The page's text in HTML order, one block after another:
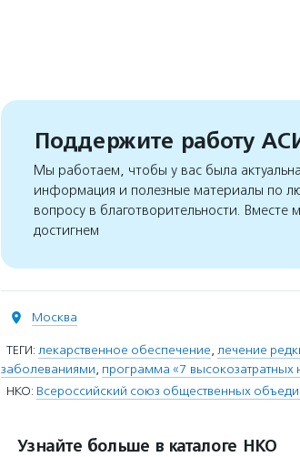
Поддержите работу
Мы работаем, чтобы у вас была
информация и полезные материалы по
вопросу в благотворительности. Вместе
достигнем
Москва
ТЕГИ: лекарственное обеспечение, лечение
заболеваниями, программа «7 высокозатратных
НКО: Всероссийский союз общественных
Узнайте больше в каталоге НКО